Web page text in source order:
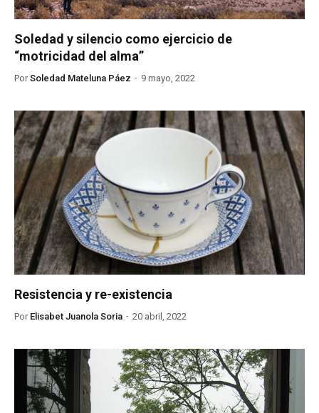
Soledad y silencio como ejercicio de
“motricidad del alma”
Por Soledad Mateluna Páez 9 mayo, 2022
Resistencia y re-existencia
Por Elisabet Juanola Soria 20 abril, 2022